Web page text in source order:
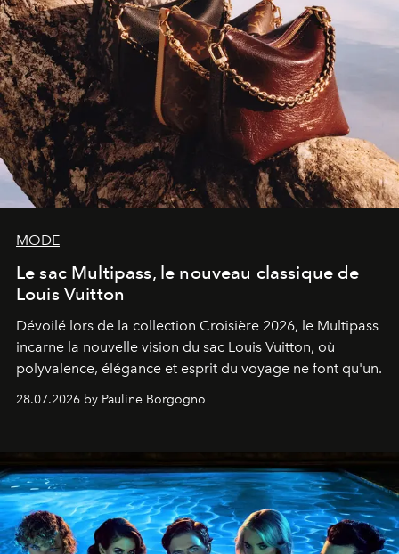
MODE
Le sac Multipass, le nouveau classique de
Louis Vuitton
Dévoilé lors de la collection Croisière 2026, le Multipass
incarne la nouvelle vision du sac Louis Vuitton, où
polyvalence, élégance et esprit du voyage ne font qu'un.
28.07.2026 by Pauline Borgogno